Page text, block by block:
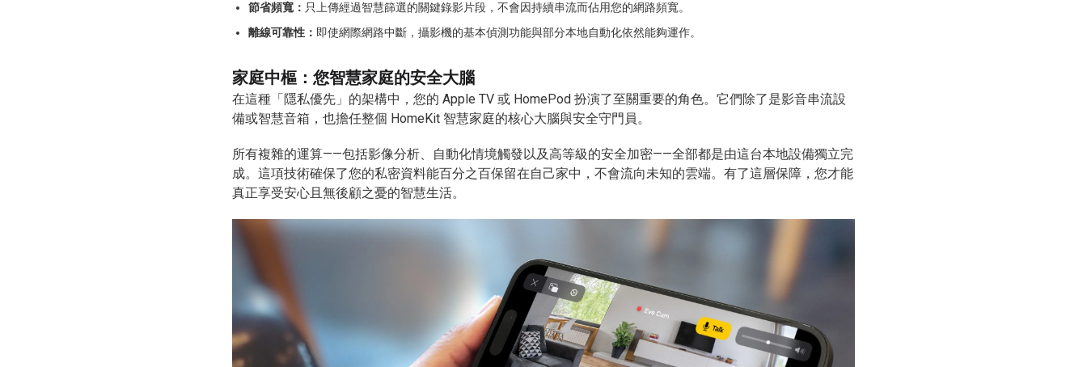
節省頻寬： 只上傳經過智慧篩選的關鍵錄影片段，不會因持續串流而佔用您的網路頻寬。
離線可靠性： 即使網際網路中斷，攝影機的基本偵測功能與部分本地自動化依然能夠運作。
家庭中樞：您智慧家庭的安全大腦
在這種「隱私優先」的架構中，您的 Apple TV 或 HomePod 扮演了至關重要的角色。它們除了是影音串流設
備或智慧音箱，也擔任整個 HomeKit 智慧家庭的核心大腦與安全守門員。
所有複雜的運算——包括影像分析、自動化情境觸發以及高等級的安全加密——全部都是由這台本地設備獨立完
成。這項技術確保了您的私密資料能百分之百保留在自己家中，不會流向未知的雲端。有了這層保障，您才能
真正享受安心且無後顧之憂的智慧生活。